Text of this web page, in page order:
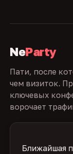
NeParty
Пати, после
чем визиток.
ключевых
ворочает
Ближайшая